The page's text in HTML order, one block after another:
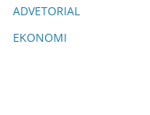
ADVETORIAL
EKONOMI